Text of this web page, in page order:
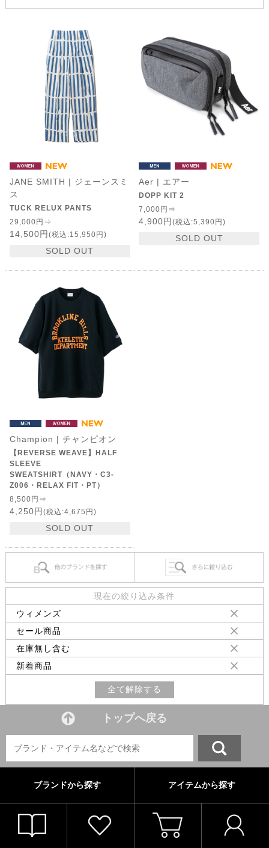
JANE SMITH | ジェーンスミ
ス
TUCK RELUX PANTS
29,000円⇒
14,500円 (税込:15,950円)
SOLD OUT
Aer | エアー
DOPP KIT 2
7,000円⇒
4,900円 (税込:5,390円)
SOLD OUT
Champion | チャンピオン
【REVERSE WEAVE】HALF
SLEEVE
SWEATSHIRT（NAVY・C3-
Z006・RELAX FIT・PT）
8,500円⇒
4,250円 (税込:4,675円)
SOLD OUT
現在の絞り込み条件
ウィメンズ
セール商品
在庫無し含む
新着商品
全て解除する
トップへ戻る
ブランドから探す アイテムから探す